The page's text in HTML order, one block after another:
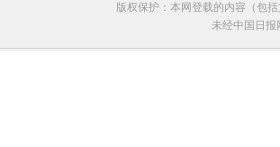
版权保护：本网登载的内容（包
未经中国日